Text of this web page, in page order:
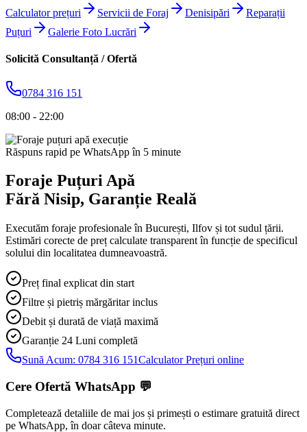
Calculator prețuri
Servicii de Foraj Denisipări
Reparații
Puțuri
Galerie Foto Lucrări
Solicită Consultanță / Ofertă
0784 316 151
08:00 - 22:00
Răspuns rapid pe WhatsApp în 5 minute
Foraje Puțuri Apă
Fără Nisip, Garanție Reală
Executăm foraje profesionale în București, Ilfov și tot sudul țării.
Estimări corecte de preț calculate transparent în funcție de specificul
solului din localitatea dumneavoastră.
Preț final explicat din start
Filtre și pietriș mărgăritar inclus
Debit și durată de viață maximă
Garanție 24 Luni completă
Sună Acum: 0784 316 151Calculator Prețuri online
Cere Ofertă WhatsApp 💬
Completează detaliile de mai jos și primești o estimare gratuită direct
pe WhatsApp, în doar câteva minute.